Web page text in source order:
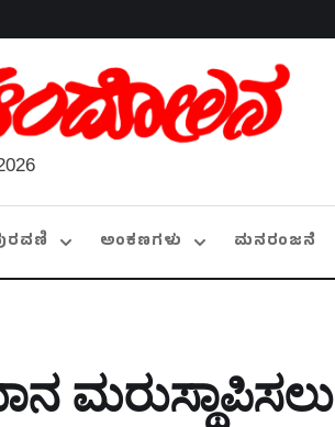
ಅಂಕಣಗಳು ಮನರಂಜನೆ
ಮರುಸ್ಥಾಪಿಸಲು